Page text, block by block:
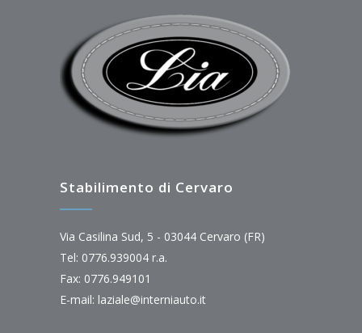
Stabilimento di Cervaro
Via Casilina Sud, 5 - 03044 Cervaro (FR)
Tel: 0776.939004 r.a.
Fax: 0776.949101
E-mail: laziale@interniauto.it